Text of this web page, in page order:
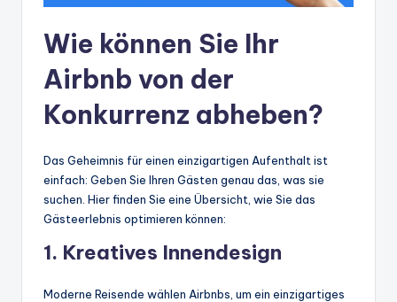
Wie können Sie Ihr
Airbnb von der
Konkurrenz abheben?
Das Geheimnis für einen einzigartigen Aufenthalt ist
einfach: Geben Sie Ihren Gästen genau das, was sie
suchen. Hier finden Sie eine Übersicht, wie Sie das
Gästeerlebnis optimieren können:
1. Kreatives Innendesign
Moderne Reisende wählen Airbnbs, um ein einzigartiges